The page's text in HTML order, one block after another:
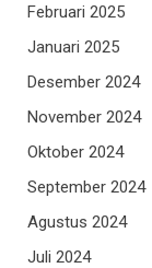
Februari 2025
Januari 2025
Desember 2024
November 2024
Oktober 2024
September 2024
Agustus 2024
Juli 2024